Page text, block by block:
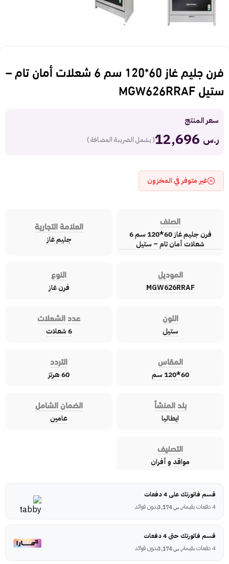
فرن جليم غاز 60*120 سم 6 شعلات أمان تام –
ستيل MGW626RRAF
سعر المنتج
ر.س ( يشمل الضريبة المضافة )
غير متوفر في المخزون
الصنف
فرن جليم غاز 60*120 سم 6
شعلات أمان تام – ستيل
العلامة التجارية
جليم غاز
الموديل
MGW626RRAF
النوع
فرن غاز
اللون
ستيل
عدد الشعلات
6 شعلات
المقاس
60*120 سم
التردد
60 هرتز
بلد المنشأ
ايطاليا
الضمان الشامل
عامين
التصنيف
مواقد و أفران
قسم فاتورتك على 4 دفعات
4 دفعات بقيمة
ر.س3,174 بدون فوائد
قسم فاتورتك حتى 4 دفعات
4 دفعات بقيمة
ر.س3,174 بدون فوائد